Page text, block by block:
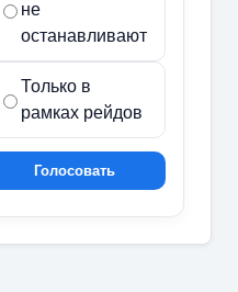
не
останавливают
Только в
рамках рейдов
Голосовать